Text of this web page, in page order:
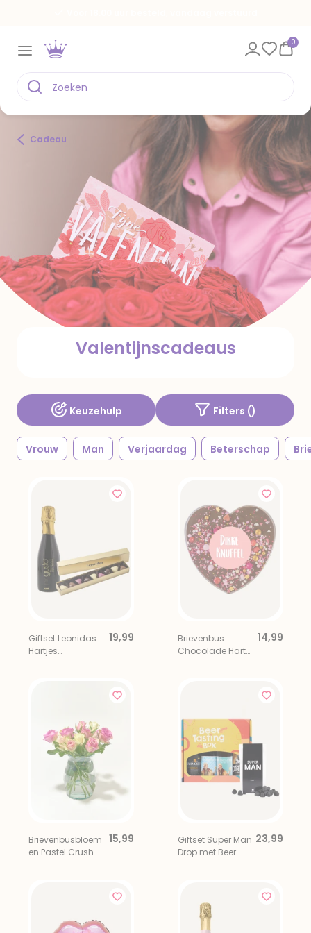
0
Cadeau
Valentijnscadeaus
Keuzehulp Filters ()
Vrouw Man Verjaardag Beterschap
Giftset Leonidas
Hartjes
19,99
Brievenbus
Chocolade Hart
14,99
Brievenbusbloem
en Pastel Crush
15,99
Giftset Super Man
Drop met Beer
23,99